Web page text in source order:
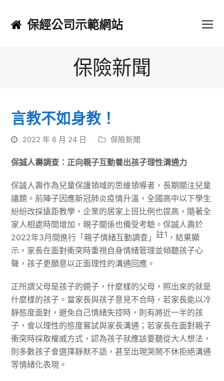
保經公司示範網站
保險新聞
言教不如身教！
2022 年 6 月 24 日 保險新聞
保誠人壽調查：正向親子互動養出孩子理性溝通力
保誠人壽作為兒童保護領域的思維領導者，長期關注兒童
議題。前陣子因應新冠肺炎疫情升溫，全國高中以下學生
紛紛改採遠距教學，企業的居家上班比例也提高，隨著全
家人相處時間增加，親子關係也備受考驗。保誠人壽於
2022年3月間進行「親子情緒互動調查」 註1 ，結果顯
示，家長在面對衝突時重視自身情緒管理並傾聽孩子心
聲，孩子更願意以正面理性的溝通回應。
正所謂父母是孩子的鏡子，什麼樣的父母，照出來的就是
什麼樣的孩子。當家長與孩子意見不合時，若家長能以冷
靜態度面對，避免自己情緒失控時，則有將近一半的孩
子，會以理性的態度嘗試與家長溝通；若家長在面對親子
衝突時採取權威方式，認為孩子就應該要聽從大人想法，
則多數孩子會選擇靜默不語，甚至出現哭鬧不休拒絕溝通
等情緒化表現。